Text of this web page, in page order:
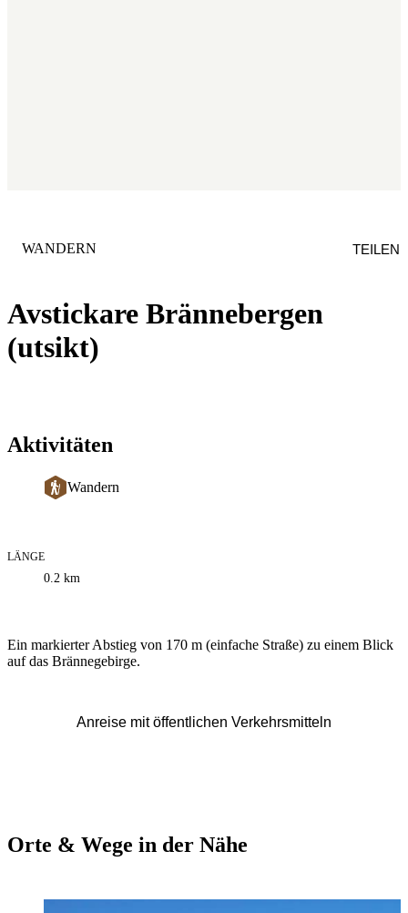
Avstickare Brännebergen
(utsikt)
KATEGORIE
WANDERN TEILEN
Aktivitäten
Wandern
Informationen
zum
LÄNGE
0.2 km
Ein markierter Abstieg von 170 m (einfache Straße) zu einem Blick
auf das Brännegebirge.
Anreise mit öffentlichen Verkehrsmitteln
Orte & Wege in der Nähe